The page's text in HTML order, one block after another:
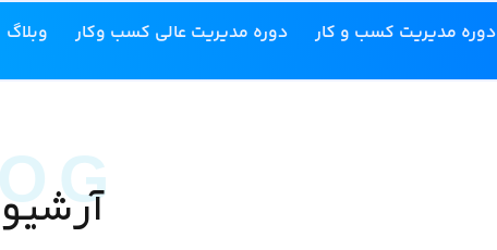
دوره مدیریت کسب و کار دوره مدیریت عالی کسب وکار وبلاگ
آرشیو